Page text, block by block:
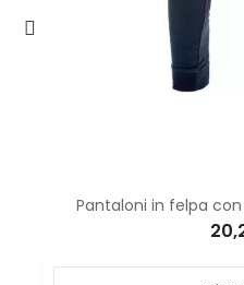
Pantaloni in felpa